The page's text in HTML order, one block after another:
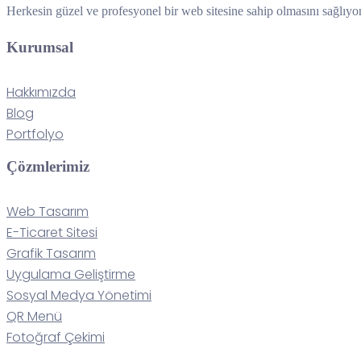
Herkesin güzel ve profesyonel bir web sitesine sahip olmasını
Kurumsal
Hakkımızda
Blog
Portfolyo
Çözmlerimiz
Web Tasarım
E-Ticaret Sitesi
Grafik Tasarım
Uygulama Geliştirme
Sosyal Medya Yönetimi
QR Menü
Fotoğraf Çekimi